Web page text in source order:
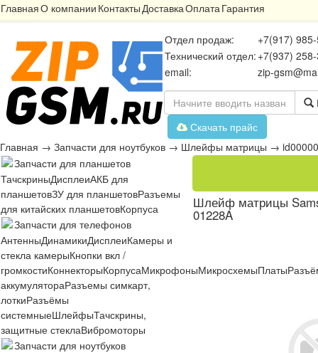
ГлавнаяО компании КонтактыДоставкаОплатаГарантия
Отдел продаж:
+7(917)
Технический отдел: +7(937)
email:
zip-
Скачать прайс
Главная → Запчасти для ноутбуков → Шлейфы матрицы →
Запчасти для планшетов
ТачскриныДисплеиАКБ для
планшетовЗУ для планшетовРазъемы
для китайских планшетовКорпуса
Запчасти для телефонов
АнтенныДинамикиДисплеиКамеры и
стекла камерыКнопки вкл /
громкостиКоннекторыКорпусаМикрофоныМикросхемыПлаты
аккумулятораРазъемы симкарт,
лоткиРазъёмы
системныеШлейфыТачскрины,
защитные стеклаВибромоторы
Запчасти для ноутбуков
Шлейф матрицы
01228A